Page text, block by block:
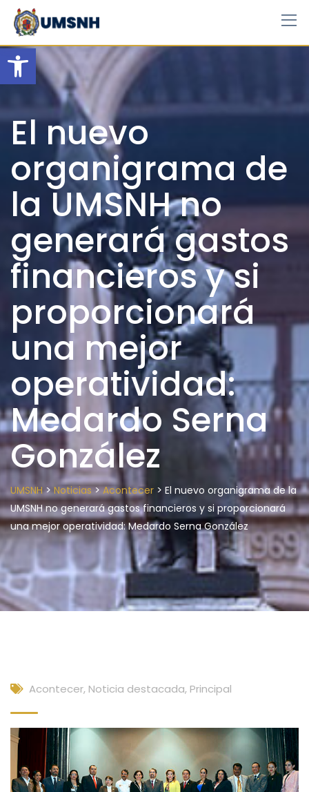
Open toolbar
Skip
content
El nuevo
organigrama de
la UMSNH no
generará gastos
financieros y si
proporcionará
una mejor
operatividad:
Medardo Serna
González
UMSNH> Noticias>Acontecer > El nuevo organigrama de la
UMSNH no generará gastos financieros y si proporcionará
una mejor operatividad: Medardo Serna González
Acontecer, Noticia destacada, Principal